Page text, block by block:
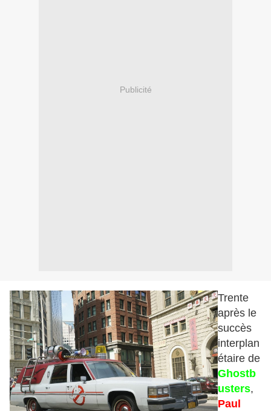
Publicité
Trente
après le
succès
interplan
étaire de
Ghostb
usters,
Paul